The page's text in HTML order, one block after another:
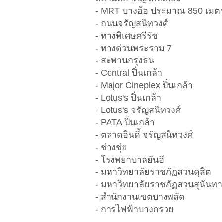
- MRT บางอ้อ ประมาณ 850 เมต
- ถนนจรัญสนิทวงศ์
- ทางพิเศษศรีรัช
- ทางด่วนพระราม 7
- สะพานกรุงธน
- Central ปิ่นเกล้า
- Major Cineplex ปิ่นเกล้า
- Lotus's ปิ่นเกล้า
- Lotus's จรัญสนิทวงศ์
- PATA ปิ่นเกล้า
- ตลาดอินดี้ จรัญสนิทวงศ์
- ช่างชุ่ย
- โรงพยาบาลยันฮี
- มหาวิทยาลัยราชภัฏสวนดุสิต
- มหาวิทยาลัยราชภัฏสวนสุนันทา
- สำนักงานเขตบางพลัด
- การไฟฟ้าบางกรวย